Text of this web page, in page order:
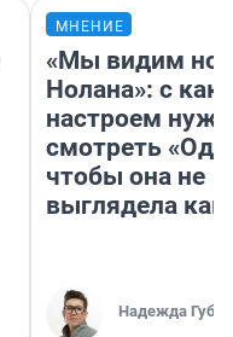
МНЕНИЕ
«Мы видим
Нолана»: с
настроем
смотреть
чтобы она не
выглядела как
Надежда